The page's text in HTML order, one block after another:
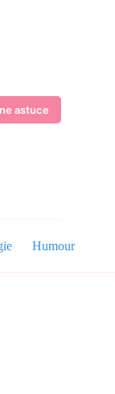
astuce
Humour